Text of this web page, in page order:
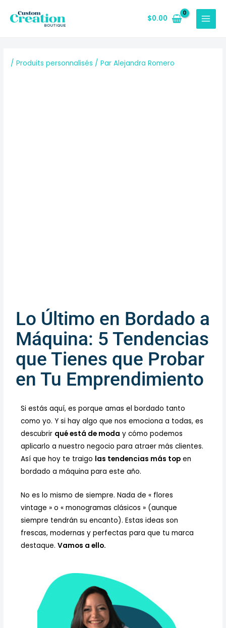
$0.00
MAIN
MENU
/Produits personnalisés / ParAlejandra Romero
Lo Último en Bordado a
Máquina: 5 Tendencias
que Tienes que Probar
en Tu Emprendimiento
Si estás aquí, es porque amas el bordado tanto
como yo. Y si hay algo que nos emociona a todas, es
descubrir qué está de moda y cómo podemos
aplicarlo a nuestro negocio para atraer más clientes.
Así que hoy te traigo las tendencias más top en
bordado a máquina para este año.
No es lo mismo de siempre. Nada de « flores
vintage » o « monogramas clásicos » (aunque
siempre tendrán su encanto). Estas ideas son
frescas, modernas y perfectas para que tu marca
destaque.Vamos a ello.
des